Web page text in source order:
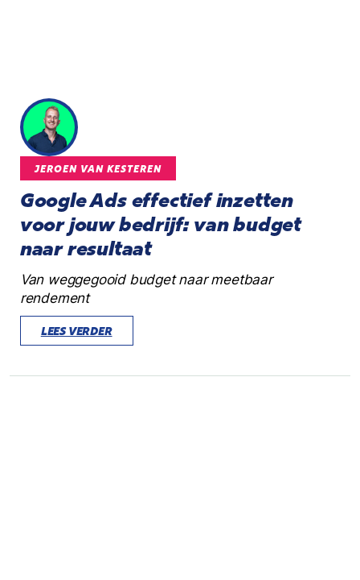
JEROEN VAN KESTEREN
Google Ads effectief inzetten
voor jouw bedrijf: van budget
naar resultaat
Van weggegooid budget naar meetbaar
rendement
LEES VERDER